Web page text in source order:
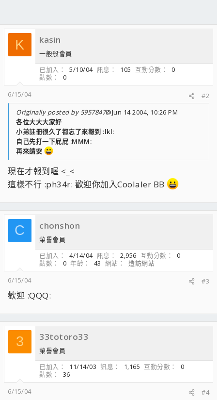
K kasin
一般般會員
已加入
5/10/04 訊息 105 互動分數
0
點數
0
6/15/04
#2
Originally posted by 5957847@Jun 14 2004, 10:26 PM
各位大大大家好
小弟註冊很久了都忘了來報到 :lkl:
自己先打一下屁屁 :MMM:
再來請安
現在才報到喔 <_<
這樣不行 :ph34r: 歡迎你加入Coolaler BB
C chonshon
榮譽會員
已加入
4/14/04 訊息 2,956 互動分數
0
點數
0 年齡 43 網站
造訪網站
6/15/04
#3
歡迎 :QQQ:
3 33totoro33
榮譽會員
已加入
11/14/03 訊息 1,165 互動分數
0
點數
36
6/15/04
#4